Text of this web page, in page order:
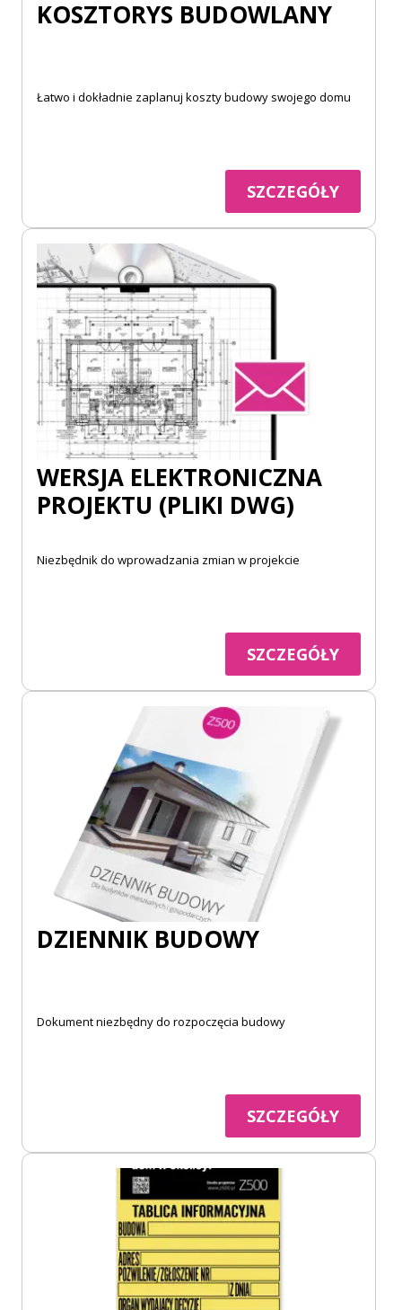
KOSZTORYS BUDOWLANY
Łatwo i dokładnie zaplanuj koszty budowy swojego domu
SZCZEGÓŁY
WERSJA ELEKTRONICZNA
PROJEKTU (PLIKI DWG)
Niezbędnik do wprowadzania zmian w projekcie
SZCZEGÓŁY
DZIENNIK BUDOWY
Dokument niezbędny do rozpoczęcia budowy
SZCZEGÓŁY